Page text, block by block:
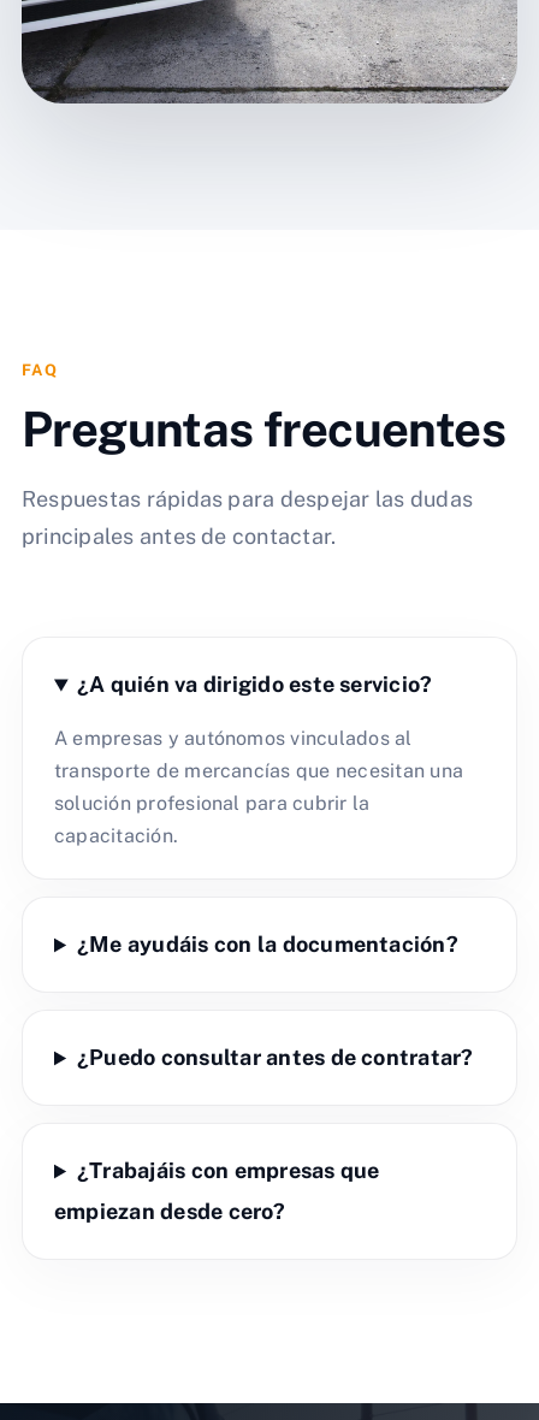
FAQ
Preguntas frecuentes
Respuestas rápidas para despejar las dudas
principales antes de contactar.
¿A quién va dirigido este servicio?
A empresas y autónomos vinculados al
transporte de mercancías que necesitan una
solución profesional para cubrir la
capacitación.
¿Me ayudáis con la documentación?
¿Puedo consultar antes de contratar?
¿Trabajáis con empresas que
empiezan desde cero?